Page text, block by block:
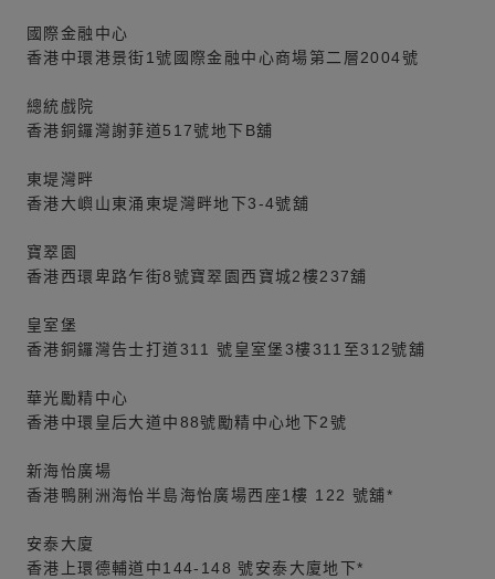
國際金融中心
香港中環港景街1號國際金融中心商場第二層2004號
總統戲院
香港銅鑼灣謝菲道517號地下B舖
東堤灣畔
香港大嶼山東涌東堤灣畔地下3-4號舖
寶翠園
香港西環卑路乍街8號寶翠園西寶城2樓237舖
皇室堡
香港銅鑼灣告士打道311 號皇室堡3樓311至312號舖
華光勵精中心
香港中環皇后大道中88號勵精中心地下2號
新海怡廣場
香港鴨脷洲海怡半島海怡廣場西座1樓 122 號舖*
安泰大廈
香港上環德輔道中144-148 號安泰大廈地下*